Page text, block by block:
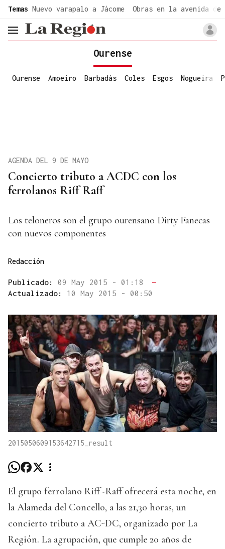
Temas Nuevo varapalo a Jácome Obras en la avenida de
header.menu.open
Ourense
Ourense Amoeiro Barbadás Coles Esgos Nogueira
Concierto tributo a ACDC con los
ferrolanos Riff Raff
AGENDA DEL 9 DE MAYO
Los teloneros son el grupo ourensano Dirty Fanecas
con nuevos componentes
Redacción
Publicado: 09 May 2015 - 01:18
—
Actualizado: 10 May 2015 - 00:50
2015050609153642715_result
El grupo ferrolano Riff -Raff ofrecerá esta noche, en
la Alameda del Concello, a las 21,30 horas, un
concierto tributo a AC-DC, organizado por La
Región. La agrupación, que cumple 20 años de